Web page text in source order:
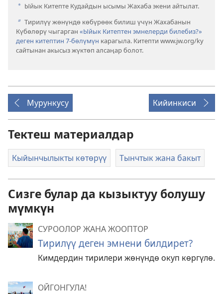
a Ыйык Китепте Кудайдын ысымы Жахаба экени айтылат.
b Тирилүү жөнүндө көбүрөөк билиш үчүн Жахабанын
Күбөлөрү чыгарган «Ыйык Китептен эмнелерди билебиз?»
деген китептин 7-бөлүмүн карагыла. Китепти www.jw.org/ky
сайтынан акысыз жүктөп алсаңар болот.
Мурункусу Кийинкиси
Тектеш материалдар
Кыйынчылыкты көтөрүү Тынчтык жана бакыт
Сизге булар да кызыктуу болушу
мүмкүн
СУРООЛОР ЖАНА ЖООПТОР
Тирилүү деген эмнени билдирет?
Кимдердин тирилери жөнүндө окуп көргүлө.
ОЙГОНГУЛА!